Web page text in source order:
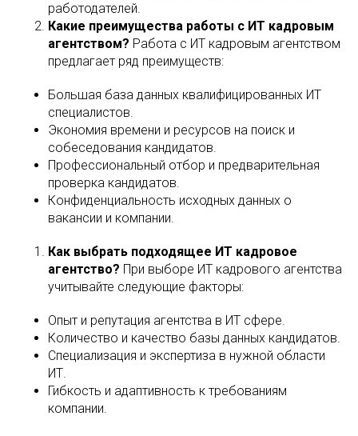
работодателей.
Какие преимущества работы с ИТ кадровым
агентством? Работа с ИТ кадровым агентством
предлагает ряд преимуществ:
Большая база данных квалифицированных ИТ
специалистов.
Экономия времени и ресурсов на поиск и
собеседования кандидатов.
Профессиональный отбор и предварительная
проверка кандидатов.
Конфиденциальность исходных данных о
вакансии и компании.
Как выбрать подходящее ИТ кадровое
агентство? При выборе ИТ кадрового агентства
учитывайте следующие факторы:
Опыт и репутация агентства в ИТ сфере.
Количество и качество базы данных кандидатов.
Специализация и экспертиза в нужной области
ИТ.
Гибкость и адаптивность к требованиям
компании.